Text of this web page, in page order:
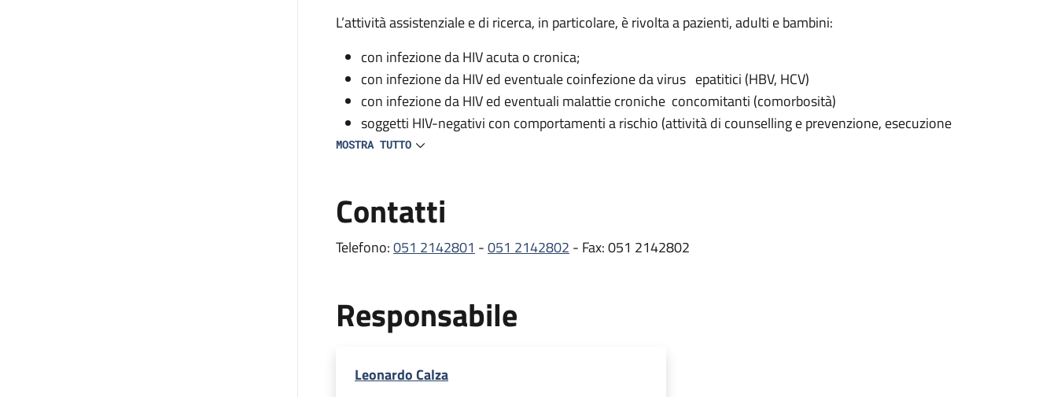
L’attività assistenziale e di ricerca, in particolare, è rivolta a pazienti, adulti e bambini:
con infezione da HIV acuta o cronica;
con infezione da HIV ed eventuale coinfezione da virus epatitici (HBV, HCV)
con infezione da HIV ed eventuali malattie croniche concomitanti (comorbosità)
soggetti HIV-negativi con comportamenti a rischio (attività di counselling e prevenzione, esecuzione
del test HIV).
antiretrovirali) e partecipa a vari studi clinici nazionali e internazionali relativi all’infezione da HIV,
alle comorbosità e all’efficacia/tollerabilità dei farmaci antiretrovirali.
L’ambulatorio si occupa dei pazienti con infezione da HIV, svolgendo un’attività assistenziale che
monitoraggio dell’infezione, oltre alla prescrizione e distribuzione della terapia antiretrovirale e degli altri
farmaci per il trattamento delle comorbosità (erogati dalla Farmacia Ospedaliera con un punto di
MOSTRA TUTTO
Contatti
Telefono:051 2142801 -051 2142802 - Fax: 051 2142802
Responsabile
Leonardo Calza